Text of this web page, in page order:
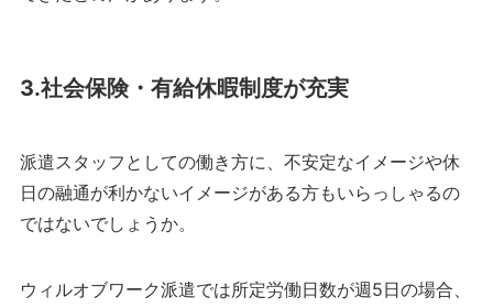
3.社会保険・有給休暇制度が充実
派遣スタッフとしての働き方に、不安定なイメージや休
日の融通が利かないイメージがある方もいらっしゃるの
ではないでしょうか。
ウィルオブワーク派遣では所定労働日数が週5日の場合、